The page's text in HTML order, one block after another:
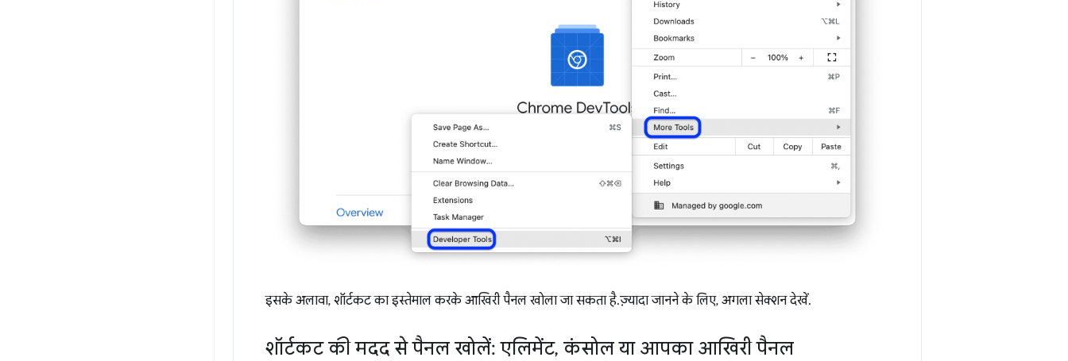
इसके अलावा, शॉर्टकट का इस्तेमाल करके आखिरी पैनल खोला जा सकता है. ज़्यादा जानने के लिए, अगला सेक्शन देखें.
शॉर्टकट की मदद से पैनल खोलें: एलिमेंट, कंसोल या आपका आखिरी पैनल